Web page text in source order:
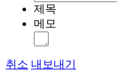
제목
메모
취소 내보내기